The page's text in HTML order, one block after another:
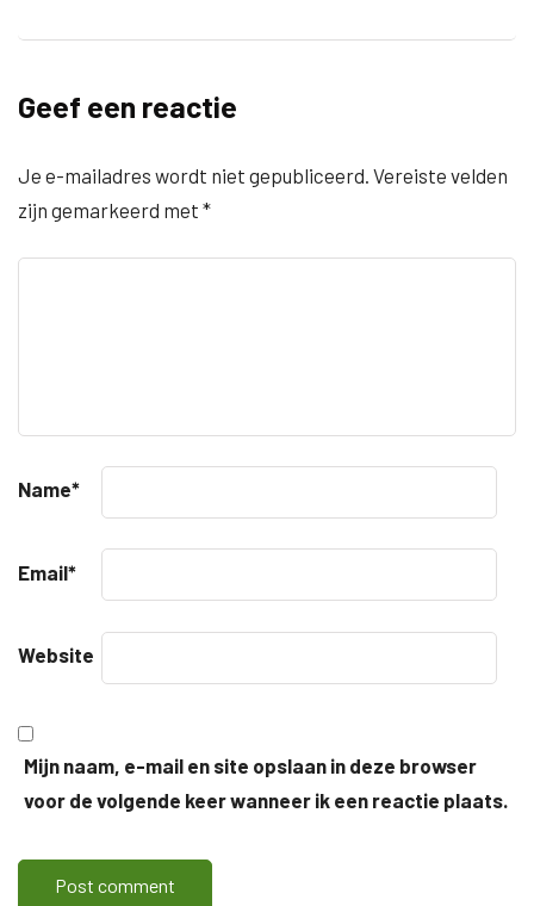
Geef een reactie
Je e-mailadres wordt niet gepubliceerd. Vereiste velden
zijn gemarkeerd met *
Name*
Email*
Website
Mijn naam, e-mail en site opslaan in deze browser
voor de volgende keer wanneer ik een reactie plaats.